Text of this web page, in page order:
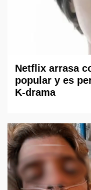
Netflix arrasa
popular y es
K-drama